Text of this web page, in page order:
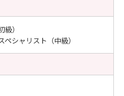
）
シャリスト（中級）